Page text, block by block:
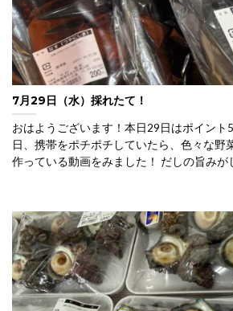
7月29日（水）採れたて！
おはようございます！本日29日はポイント5
日、携帯をポチポチしていたら、色々な野
作っている動画をみました！ だしの旨みが